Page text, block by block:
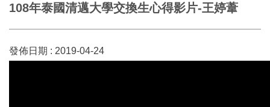
108年泰國清邁大學交換生心得影片-王婷葦
發佈日期 : 2019-04-24